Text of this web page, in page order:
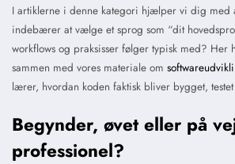
I artiklerne i denne kategori hjælper vi dig med
indebærer at vælge et sprog som “dit
workflows og praksisser følger typisk med?
sammen med vores materiale om
lærer, hvordan koden faktisk bliver bygget,
Begynder, øvet eller på
professionel?